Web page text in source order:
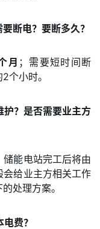
断电？要断多久？
月 ；需要短时间断
个小时。
护？是否需要业主方
能电站完工后将由
给业主方相关工作
处理方案。
费？